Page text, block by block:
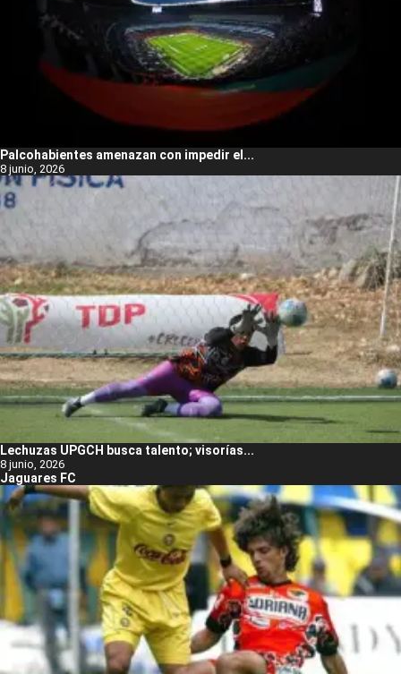
Palcohabientes amenazan con impedir el...
8 junio, 2026
Lechuzas UPGCH busca talento; visorías...
8 junio, 2026
Jaguares FC